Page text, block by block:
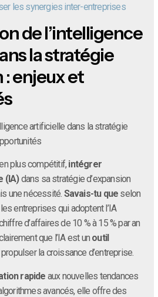
les synergies inter-entreprises
de l’intelligence
la stratégie
: enjeux et
artificielle dans la stratégie
plus compétitif, intégrer
(IA)dans sa stratégie d’expansion
une nécessité. Savais-tu que selon
entreprises qui adoptent l’IA
d’affaires de 10 % à 15 % par an
que l’IA est un outil
la croissance d’entreprise.
rapide aux nouvelles tendances
avancés, elle offre des